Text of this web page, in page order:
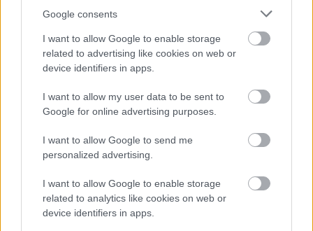
Google consents
I want to allow Google to enable storage
related to advertising like cookies on web or
device identifiers in apps.
I want to allow my user data to be sent to
Google for online advertising purposes.
I want to allow Google to send me
personalized advertising.
I want to allow Google to enable storage
related to analytics like cookies on web or
device identifiers in apps.
syytä viestihiihdon epäonnistumisen lisäksi
Tuoreeltaan 15-kilometrisen jälkeen
Heikkisen valmentaja Toni Roponen otti syyt
niskoilleen ja mietti, oliko Heikkisen elimistö
kuormittunut tammikuussa liikaa.
suksissa oli sittenkin vikaa. Huoltopäällikkö
Haaviston mukaan suomalaiset olivat 15
kilometrillä joukon kärkipäässä, kun huolto
analysoi reitin viimeisen alamäen luistoa.
– Matilla oli meidän pojista paras suksi